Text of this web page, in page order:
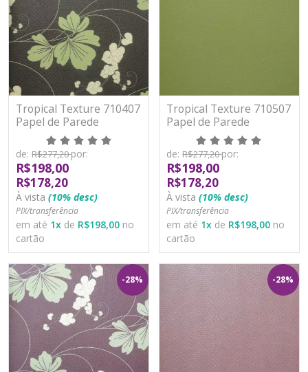
Tropical Texture 710407
Papel de Parede
Moderno Vinílico
Lavável
de: R$277,20por:
R$198,00
R$178,20
À vista (10% desc)
PIX/transferência
em até 1x de R$198,00 no
cartão
Tropical Texture 710507
Papel de Parede
Moderno Vinílico
Lavável
de: R$277,20por:
R$198,00
R$178,20
À vista (10% desc)
PIX/transferência
em até 1x de R$198,00 no
cartão
-28% -28%